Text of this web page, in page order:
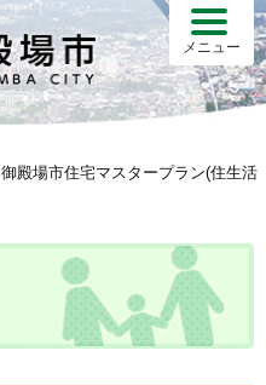
メニュー
御殿場市住宅マスタープラン(住生活